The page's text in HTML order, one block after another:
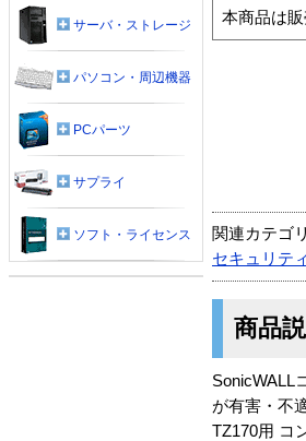
本商品は
関連カテゴリ
セキュリティ
商品
SonicWALL
が有害・不
TZ170用 コ
サーバ・ストレージ
パソコン・周辺機器
PCパーツ
サプライ
ソフト・ライセンス